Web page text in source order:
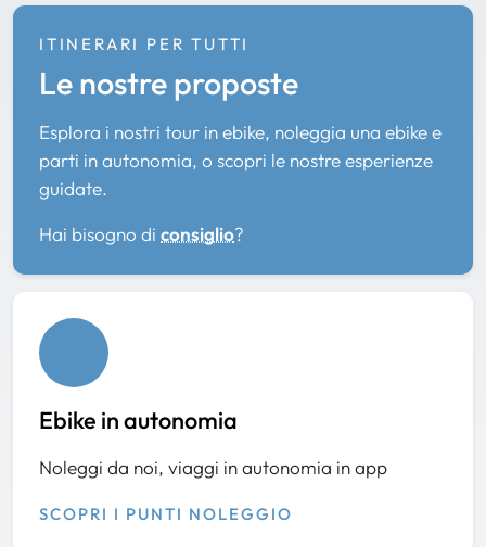
ITINERARI PER TUTTI
Le nostre proposte
Esplora i nostri tour in ebike, noleggia una ebike e
parti in autonomia, o scopri le nostre esperienze
guidate.
Hai bisogno di consiglio?
Ebike in autonomia
Noleggi da noi, viaggi in autonomia in app
SCOPRI I PUNTI NOLEGGIO